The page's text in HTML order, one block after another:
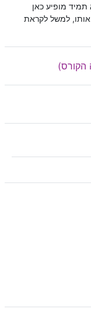
תמיד מופיע כאן
אותו, למשל לקראת
הקורס)